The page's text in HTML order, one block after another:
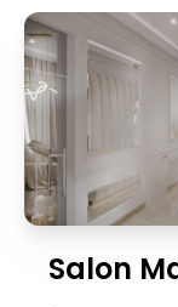
Salon